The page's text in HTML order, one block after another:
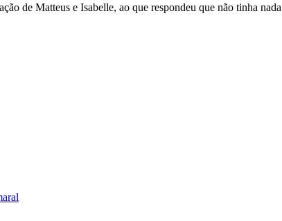
de Matteus e Isabelle, ao que respondeu que não tinha